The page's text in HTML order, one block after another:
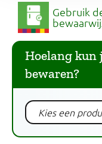
Gebruik
Hoelang kun
bewaren?